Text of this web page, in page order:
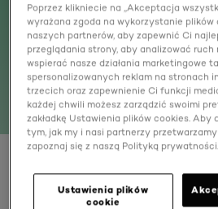
Poprzez klikniecie na „Akceptacja
wyrażana zgoda na wykorzystanie plików
naszych partnerów, aby zapewnić Ci
przeglądania strony, aby analizować ruch
wspierać nasze działania marketingowe
spersonalizowanych reklam na stronach
trzecich oraz zapewnienie Ci funkcji
każdej chwili możesz zarządzić swoimi
zakładkę Ustawienia plików cookies. Aby
tym, jak my i nasi partnerzy
zapoznaj się z naszą Polityką prywatności.
Ustawienia plików
cookie